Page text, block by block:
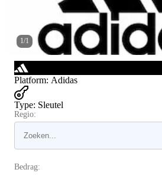
1/1
Platform: Adidas
Type: Sleutel
Regio:
Bedrag: